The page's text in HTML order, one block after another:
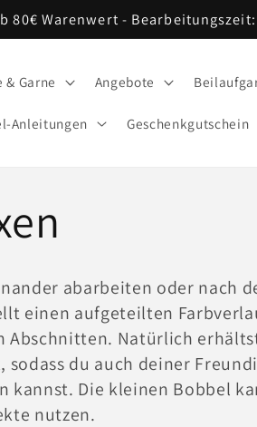
80€ Warenwert -
& Garne Angebote
Anleitungen Geschenkgutschein
abarbeiten oder nach
einen aufgeteilten
Abschnitten. Natürlich
du auch deiner
kannst. Die kleinen Bobbel
nutzen.